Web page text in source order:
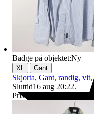
Badge på objektet:Ny
XL | Gant
Skjorta, Gant, randig,
Sluttid16 aug 20:22.
Pris: